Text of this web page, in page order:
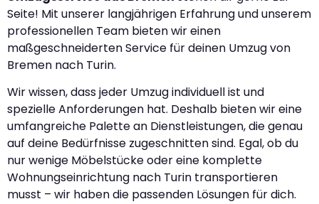
Seite! Mit unserer langjährigen Erfahrung und unserem
professionellen Team bieten wir einen
maßgeschneiderten Service für deinen Umzug von
Bremen nach Turin.
Wir wissen, dass jeder Umzug individuell ist und
spezielle Anforderungen hat. Deshalb bieten wir eine
umfangreiche Palette an Dienstleistungen, die genau
auf deine Bedürfnisse zugeschnitten sind. Egal, ob du
nur wenige Möbelstücke oder eine komplette
Wohnungseinrichtung nach Turin transportieren
musst – wir haben die passenden Lösungen für dich.